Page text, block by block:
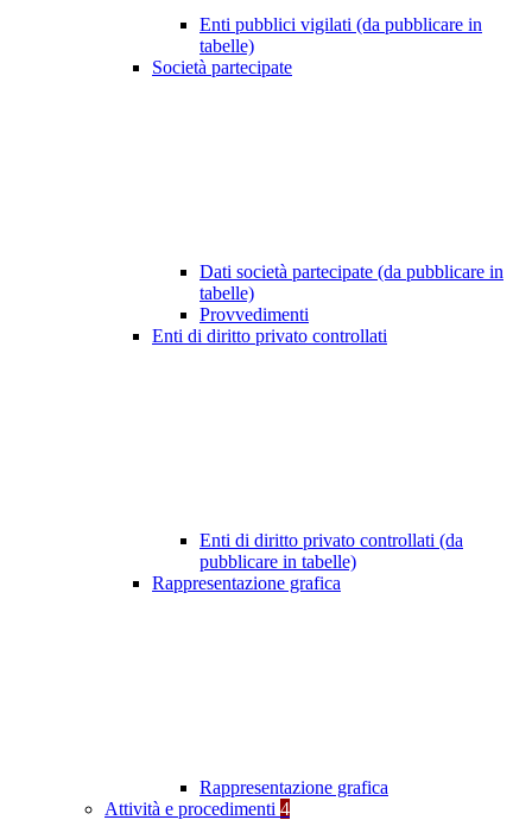
Enti pubblici vigilati (da pubblicare in
tabelle)
Società partecipate
Dati società partecipate (da pubblicare in
tabelle)
Provvedimenti
Enti di diritto privato controllati
Enti di diritto privato controllati (da
pubblicare in tabelle)
Rappresentazione grafica
Rappresentazione grafica
Attività e procedimenti 4